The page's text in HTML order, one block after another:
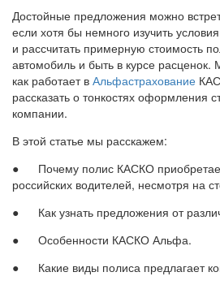
Достойные предложения можно
если хотя бы немного изучить
и рассчитать примерную стоимость
автомобиль и быть в курсе
как работает в Альфастрахование
рассказать о тонкостях оформления
компании.
В этой статье мы расскажем:
● Почему полис КАСКО
российских водителей, несмотря на
● Как узнать предложения от
● Особенности КАСКО Альфа.
● Какие виды полиса предлагает